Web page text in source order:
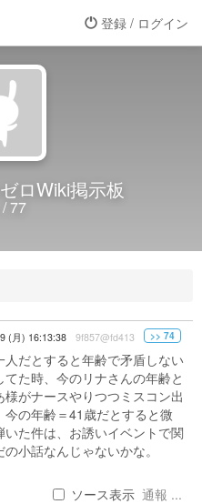
登録 / ログイン
ロWiki掲示板
/ 77
(月) 16:13:38 9f857@fd413 >> 74
人だとすると年齢で矛盾しない
た時、今のリナさんの年齢と
がナースやりつつミスコン出
の年齢＝41歳だとすると微
た件は、お誘いイベントで関
小話なんじゃないかな。
ソース表示 通報 ...